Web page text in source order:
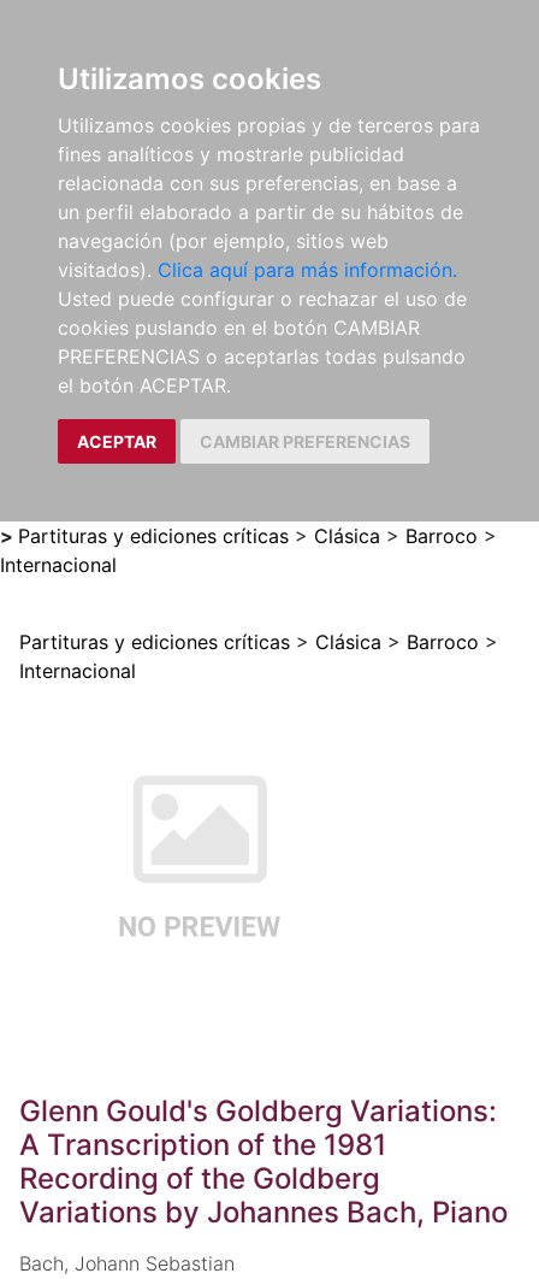
Utilizamos cookies
Utilizamos cookies propias y de terceros para
fines analíticos y mostrarle publicidad
relacionada con sus preferencias, en base a
un perfil elaborado a partir de su hábitos de
navegación (por ejemplo, sitios web
visitados). Clica aquí para más información.
Usted puede configurar o rechazar el uso de
cookies puslando en el botón CAMBIAR
PREFERENCIAS o aceptarlas todas pulsando
el botón ACEPTAR.
ACEPTAR CAMBIAR PREFERENCIAS
> Partituras y ediciones críticas > Clásica > Barroco >
Internacional
Partituras y ediciones críticas > Clásica > Barroco >
Internacional
Glenn Gould's Goldberg Variations:
A Transcription of the 1981
Recording of the Goldberg
Variations by Johannes Bach, Piano
Bach, Johann Sebastian